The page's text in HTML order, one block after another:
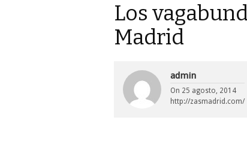
Los
Madrid
admin
On 25 agosto, 2014
http://zasmadrid.com/